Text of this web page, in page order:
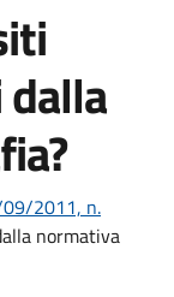
2011, n.
normativa